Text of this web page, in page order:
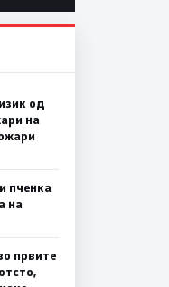
од
на
пченка
на
првите